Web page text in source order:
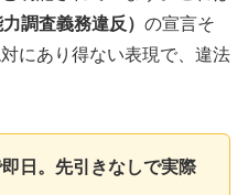
調査義務違反） の宣言そ
にあり得ない表現で、違法
日。先引きなしで実際